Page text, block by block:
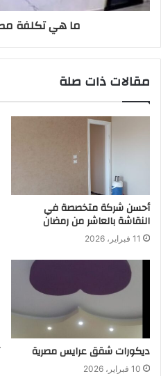
ما هي تكلفة
مقالات ذات صلة
أحسن شركة متخصصة في
النقاشة بالعاشر من رمضان
11 فبراير، 2026
ديكورات شقق عرايس مصرية
10 فبراير، 2026